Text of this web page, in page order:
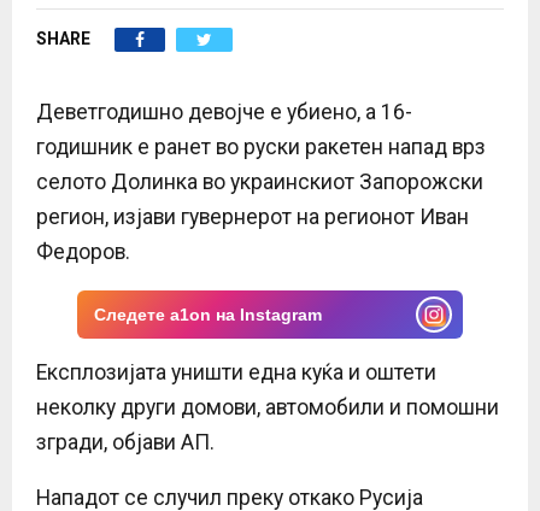
E
N
U
SHARE
Деветгодишно девојче е убиено, а 16-
годишник е ранет во руски ракетен напад врз
селото Долинка во украинскиот Запорожски
регион, изјави гувернерот на регионот Иван
Федоров.
Следете a1on на Instagram
Експлозијата уништи една куќа и оштети
неколку други домови, автомобили и помошни
згради, објави АП.
Нападот се случил преку откако Русија